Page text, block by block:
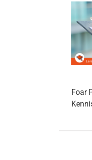
Foar